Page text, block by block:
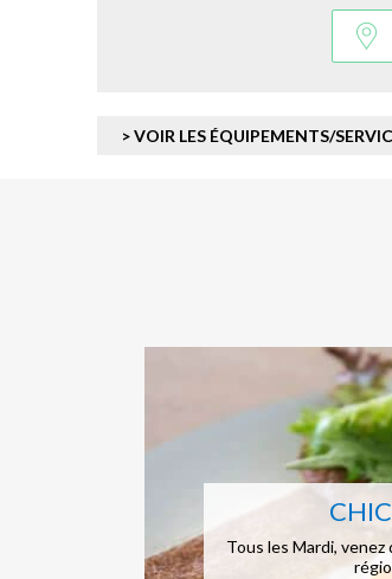
> VOIR LES ÉQUIPEMENTS/
Tous les Mardi,